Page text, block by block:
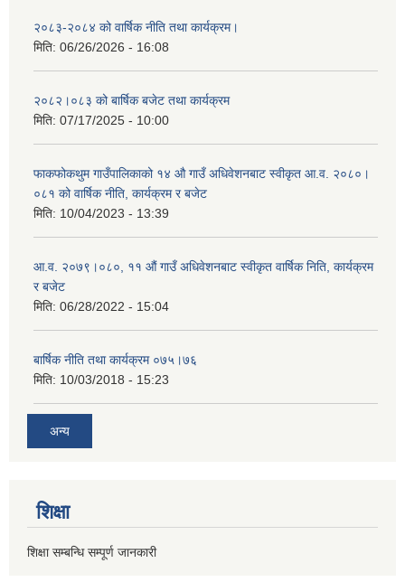
२०८३-२०८४ को वार्षिक नीति तथा कार्यक्रम।
मिति: 06/26/2026 - 16:08
२०८२।०८३ को बार्षिक बजेट तथा कार्यक्रम
मिति: 07/17/2025 - 10:00
फाकफोकथुम गाउँपालिकाको १४ औ गाउँ अधिवेशनबाट स्वीकृत आ.व. २०८०।
०८१ को वार्षिक नीति, कार्यक्रम र बजेट
मिति: 10/04/2023 - 13:39
आ.व. २०७९।०८०, ११ औं गाउँ अधिवेशनबाट स्वीकृत वार्षिक निति, कार्यक्रम
र बजेट
मिति: 06/28/2022 - 15:04
बार्षिक नीति तथा कार्यक्रम ०७५।७६
मिति: 10/03/2018 - 15:23
अन्य
शिक्षा
शिक्षा सम्बन्धि सम्पूर्ण जानकारी